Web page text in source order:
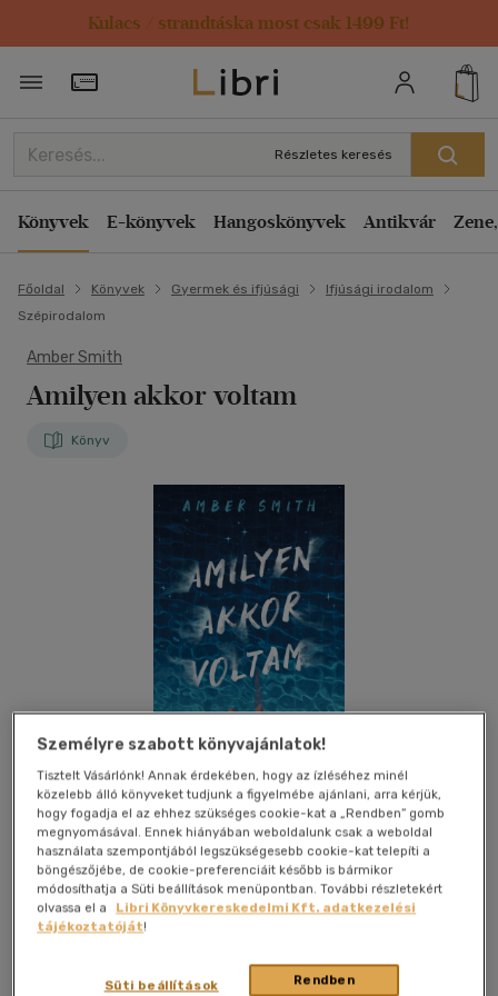
Kulacs / strandtáska most csak 1499 Ft!
Törzsvásárlói Kártya adatai
Részletes keresés
Könyvek E-könyvek Hangoskönyvek Antikvár
Főoldal Könyvek Gyermek és ifjúsági
Ifjúsági irodalom
Szépirodalom
Amber Smith
Amilyen akkor voltam
Könyv
Kívánságlistához adom
(4 vélemény)
Személyre szabott könyvajánlatok!
Tisztelt Vásárlónk! Annak érdekében, hogy az ízléséhez minél
közelebb álló könyveket tudjunk a figyelmébe ajánlani, arra kérjük,
hogy fogadja el az ehhez szükséges cookie-kat a „Rendben” gomb
megnyomásával. Ennek hiányában weboldalunk csak a weboldal
használata szempontjából legszükségesebb cookie-kat telepíti a
böngészőjébe, de cookie-preferenciáit később is bármikor
módosíthatja a Süti beállítások menüpontban. További részletekért
olvassa el a
Libri Könyvkereskedelmi Kft. adatkezelési
tájékoztatóját!
Rendben
Süti beállítások